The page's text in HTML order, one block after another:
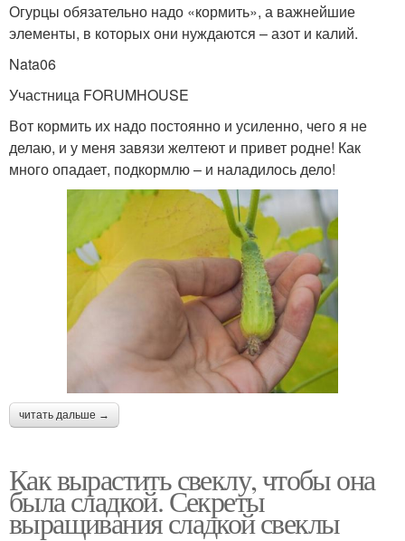
Огурцы обязательно надо «кормить», а важнейшие
элементы, в которых они нуждаются – азот и калий.
Nata06
Участница FORUMHOUSE
Вот кормить их надо постоянно и усиленно, чего я не
делаю, и у меня завязи желтеют и привет родне! Как
много опадает, подкормлю – и наладилось дело!
читать дальше →
Как вырастить свеклу, чтобы она
была сладкой. Секреты
выращивания сладкой свеклы